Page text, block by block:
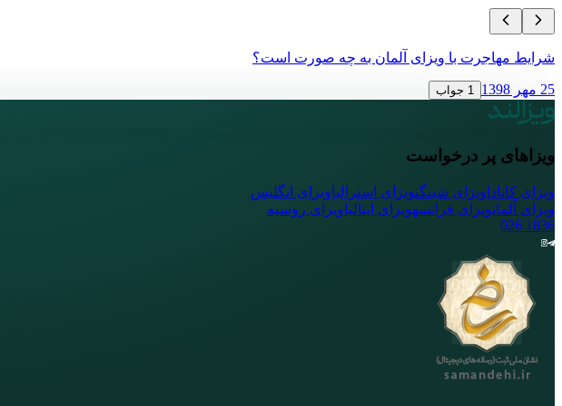
شرایط مهاجرت با ویزای آلمان به چه صورت است؟
25 مهر 1398 1 جواب
ویزاهای پر درخواست
ویزای کانادا ویزای شینگنویزای استرالیاویزای انگلیس
ویزای آلمانویزای فرانسهویزای ایتالیاویزای روسیه
1836